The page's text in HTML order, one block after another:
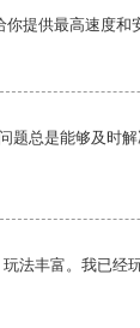
提供最高速度和
题总是能够及时
法丰富。我已经